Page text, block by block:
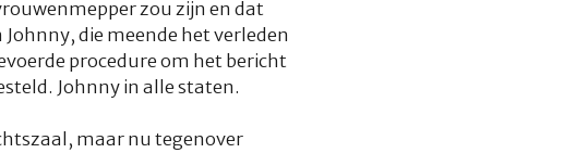
zou zijn en dat
die meende het verleden
procedure om het bericht
Johnny in alle staten.
maar nu tegenover